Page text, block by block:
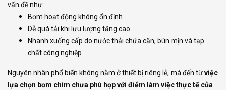
vấn đề như:
Bơm hoạt động không ổn định
Dễ quá tải khi lưu lượng tăng cao
Nhanh xuống cấp do nước thải chứa cặn, bùn mịn và tạp
chất công nghiệp
Nguyên nhân phổ biến không nằm ở thiết bị riêng lẻ, mà đến từviệc
lựa chọn bơm chìm chưa phù hợp với điểm làm việc thực tế của